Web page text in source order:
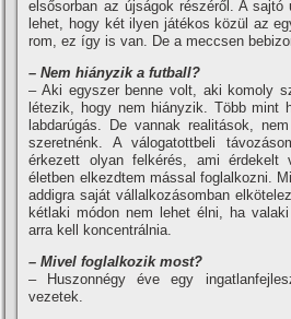
elsősorban az újságok részéről. A sajtó
lehet, hogy két ilyen játékos közül az
rom, ez í­gy is van. De a meccsen
– Nem hiányzik a futball?
– Aki egyszer benne volt, aki komoly
létezik, hogy nem hiányzik. Több mint
labdarúgás. De vannak realitások,
szeretnénk. A válogatottbeli
érkezett olyan felkérés, ami érdekelt
életben elkezdtem mással foglalkozni.
addigra saját vállalkozásomban
kétlaki módon nem lehet élni, ha
arra kell koncentrálnia.
– Mivel foglalkozik most?
– Huszonnégy éve egy
vezetek.